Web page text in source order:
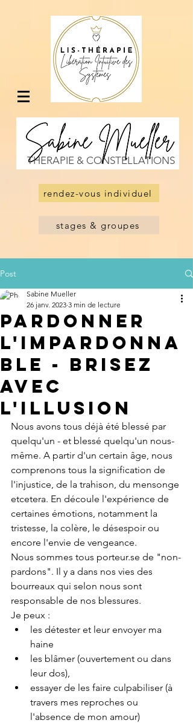
THERAPIE & CONSTELLATIONS
rendez-vous individuel
stages & groupes
Post
Pardonner
l'impardonna
ble - brisez
avec
l'illusion
Sabine Mueller
26 janv. 2023 3 min de lecture
Nous avons tous déjà été blessé par
quelqu'un - et blessé quelqu'un nous-
même. A partir d'un certain âge, nous
comprenons tous la signification de
l'injustice, de la trahison, du mensonge
etcetera. En découle l'expérience de
certaines émotions, notamment la
tristesse, la colère, le désespoir ou
encore l'envie de vengeance.
Nous sommes tous porteur.se de "non-
pardons". Il y a dans nos vies des
bourreaux qui selon nous sont
responsable de nos blessures.
Je peux :
les détester et leur envoyer ma
haine
les blâmer (ouvertement ou dans
leur dos),
essayer de les faire culpabiliser (à
travers mes reproches ou
l'absence de mon amour)